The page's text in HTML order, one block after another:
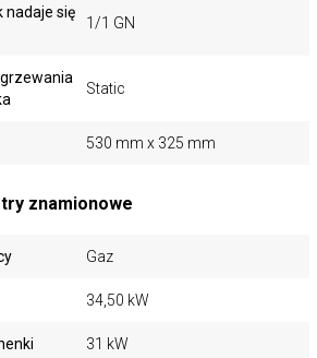
nadaje się
1/1 GN
Static
530 mm x 325 mm
znamionowe
Gaz
34,50 kW
31 kW